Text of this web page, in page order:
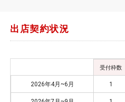
出店契約状況
受付枠数
2026年4月~6月 1